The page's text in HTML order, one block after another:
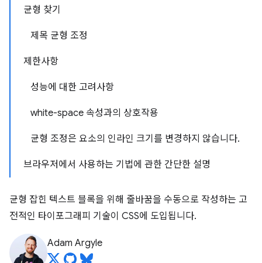
균형 찾기
제목 균형 조정
제한사항
성능에 대한 고려사항
white-space 속성과의 상호작용
균형 조정은 요소의 인라인 크기를 변경하지 않습니다.
브라우저에서 사용하는 기법에 관한 간단한 설명
균형 잡힌 텍스트 블록을 위해 줄바꿈을 수동으로 작성하는 고
전적인 타이포그래피 기술이 CSS에 도입됩니다.
Adam Argyle